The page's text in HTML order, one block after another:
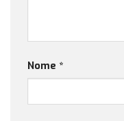
Nome *